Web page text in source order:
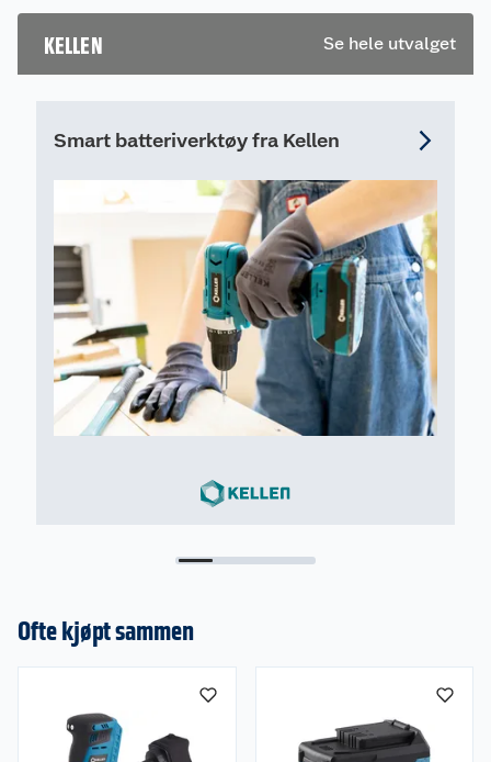
Slagenergi: 1,3 Joule
Maks borekapasitet: 13 mm betong.
KELLEN Se hele utvalget
Smart batteriverktøy fra Kellen
Ofte kjøpt sammen